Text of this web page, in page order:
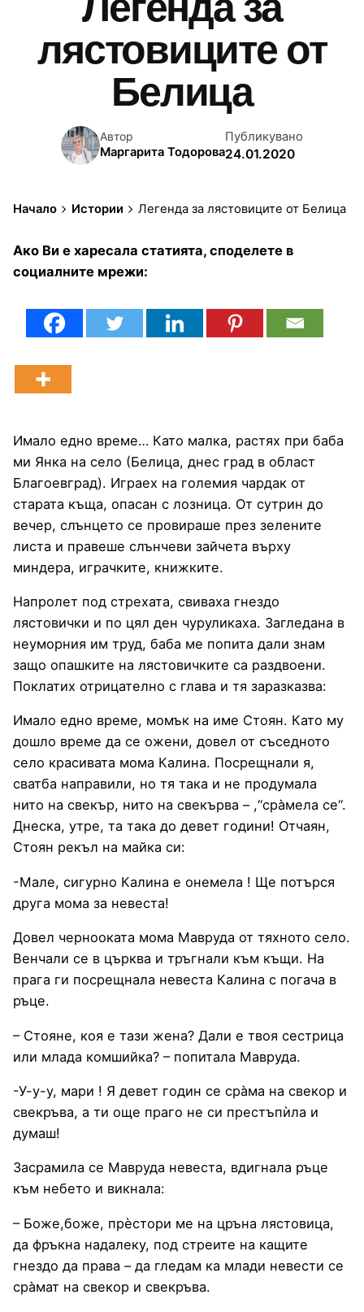
лястовиците от
Белица
Автор
Маргарита Тодорова
Публикувано
24.01.2020
Начало Истории Легенда за лястовиците от Белица
Ако Ви е харесала статията, споделете в
социалните мрежи:
Имало едно време… Като малка, растях при баба
ми Янка на село (Белица, днес град в област
Благоевград). Играех на големия чардак от
старата къща, опасан с лозница. От сутрин до
вечер, слънцето се провираше през зелените
листа и правеше слънчеви зайчета върху
миндера, играчките, книжките.
Напролет под стрехата, свиваха гнездо
лястовички и по цял ден чуруликаха. Загледана в
неуморния им труд, баба ме попита дали знам
защо опашките на лястовичките са раздвоени.
Поклатих отрицателно с глава и тя заразказва:
Имало едно време, момък на име Стоян. Като му
дошло време да се ожени, довел от съседното
село красивата мома Калина. Посрещнали я,
сватба направили, но тя така и не продумала
нито на свекър, нито на свекърва – ,“сра̀мела се“.
Днеска, утре, та така до девет години! Отчаян,
Стоян рекъл на майка си:
-Мале, сигурно Калина е онемела ! Ще потърся
друга мома за невеста!
Довел чернооката мома Мавруда от тяхното село.
Венчали се в църква и тръгнали към къщи. На
прага ги посрещнала невеста Калина с погача в
ръце.
– Стояне, коя e тази жена? Дали е твоя сестрица
или млада комшийка? – попитала Мавруда.
-У-у-у, мари ! Я девет годин се сра̀ма на свекор и
свекръва, а ти още праго не си престъпѝла и
думаш!
Засрамила се Мавруда невеста, вдигнала ръце
към небето и викнала:
– Боже,боже, прѐстори ме на цръна лястовица,
да фръкна надалеку, под стреите на кащите
гнездо да права – да гледам ка млади невести се
сра̀мат на свекор и свекръва.